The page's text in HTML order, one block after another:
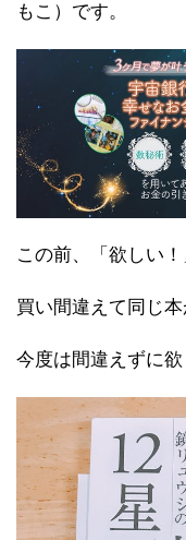
もこ）です。
この前、「欲しい
買い間違えて同じ
今度は間違えずに欲